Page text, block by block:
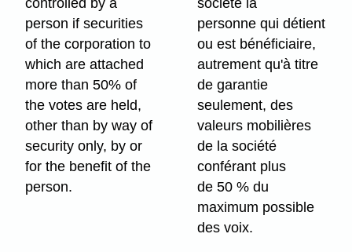
controlled by a
person if securities
of the corporation to
which are attached
more than 50% of
the votes are held,
other than by way of
security only, by or
for the benefit of the
person.
société la
personne qui détient
ou est bénéficiaire,
autrement qu'à titre
de garantie
seulement, des
valeurs mobilières
de la société
conférant plus
de 50 % du
maximum possible
des voix.